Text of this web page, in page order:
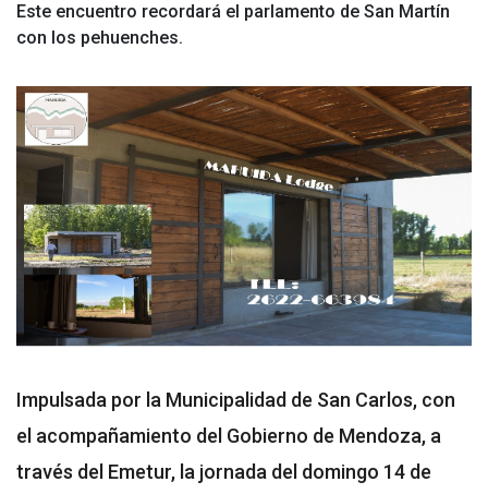
Este encuentro recordará el parlamento de San Martín
con los pehuenches.
Impulsada por la Municipalidad de San Carlos, con
el acompañamiento del Gobierno de Mendoza, a
través del Emetur, la jornada del domingo 14 de